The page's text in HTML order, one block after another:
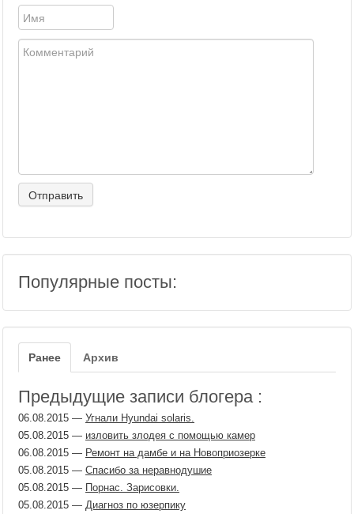
Популярные посты:
Ранее Архив
Предыдущие записи блогера :
06.08.2015 — Угнали Hyundai solaris.
05.08.2015 — изловить злодея с помощью камер
06.08.2015 — Ремонт на дамбе и на Новоприозерке
05.08.2015 — Спасибо за неравнодушие
05.08.2015 — Порнас. Зарисовки.
05.08.2015 — Диагноз по юзерпику